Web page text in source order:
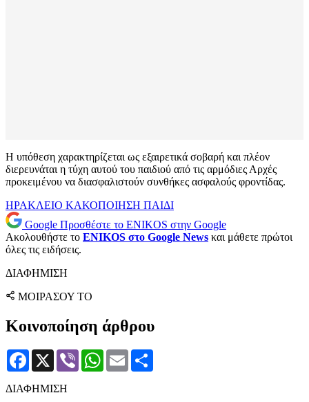
Η υπόθεση χαρακτηρίζεται ως εξαιρετικά σοβαρή και πλέον
διερευνάται η τύχη αυτού του παιδιού από τις αρμόδιες Αρχές
προκειμένου να διασφαλιστούν συνθήκες ασφαλούς φροντίδας.
ΗΡΑΚΛΕΙΟ ΚΑΚΟΠΟΙΗΣΗ ΠΑΙΔΙ
Google Προσθέστε το ENIKOS στην Google
Ακολουθήστε το ENIKOS στο Google News και μάθετε πρώτοι
όλες τις ειδήσεις.
ΔΙΑΦΗΜΙΣΗ
ΜΟΙΡΑΣΟΥ ΤΟ
Κοινοποίηση άρθρου
Facebook
X Viber WhatsApp
Email
ΔΙΑΦΗΜΙΣΗ